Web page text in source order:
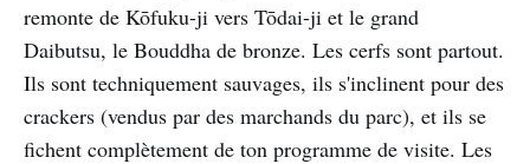
remonte de Kōfuku-ji vers Tōdai-ji et le grand
Daibutsu, le Bouddha de bronze. Les cerfs sont partout.
Ils sont techniquement sauvages, ils s'inclinent pour des
crackers (vendus par des marchands du parc), et ils se
fichent complètement de ton programme de visite. Les